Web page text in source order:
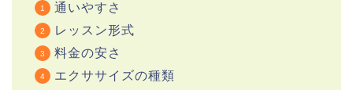
通いやすさ
レッスン形式
料金の安さ
エクササイズの種類